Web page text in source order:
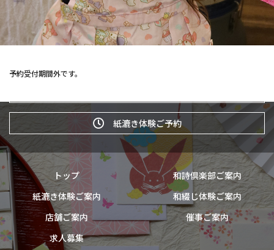
予約受付期間外です。
紙漉き体験ご予約
トップ
和詩倶楽部ご案内
紙漉き体験ご案内
和綴じ体験ご案内
店舗ご案内
催事ご案内
求人募集